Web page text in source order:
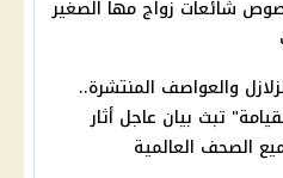
شائعات زواج مها الصغير
والعواصف المنتشرة..
تبث بيان عاجل أثار
الصحف العالمية